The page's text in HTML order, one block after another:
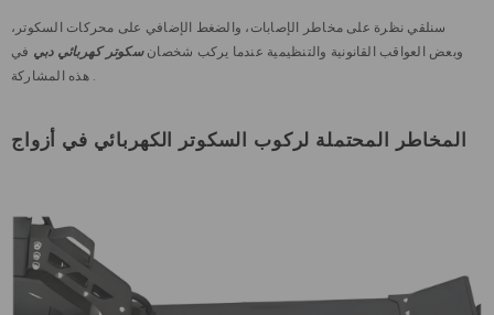
سنلقي نظرة على مخاطر الإصابات، والضغط الإضافي على محركات السكوتر،
وبعض العواقب القانونية والتنظيمية عندما يركب شخصانسكوتر كهربائي دبي في
هذه المشاركة .
المخاطر المحتملة لركوب السكوتر الكهربائي في أزواج